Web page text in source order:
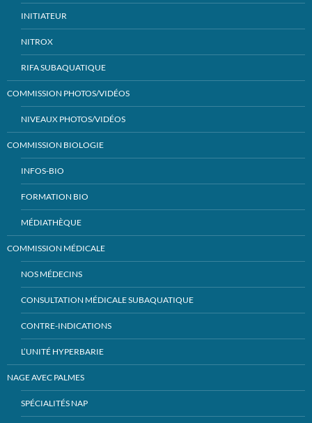
INITIATEUR
NITROX
RIFA SUBAQUATIQUE
COMMISSION PHOTOS/VIDÉOS
NIVEAUX PHOTOS/VIDÉOS
COMMISSION BIOLOGIE
INFOS-BIO
FORMATION BIO
MÉDIATHÈQUE
COMMISSION MÉDICALE
NOS MÉDECINS
CONSULTATION MÉDICALE SUBAQUATIQUE
CONTRE-INDICATIONS
L’UNITÉ HYPERBARIE
NAGE AVEC PALMES
SPÉCIALITÉS NAP